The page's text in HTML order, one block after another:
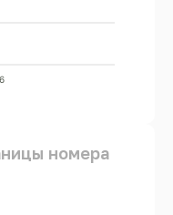
номера